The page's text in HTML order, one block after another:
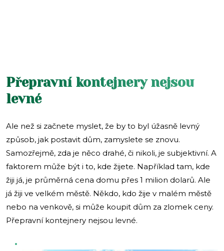
Přepravní kontejnery nejsou
levné
Ale než si začnete myslet, že by to byl úžasně levný
způsob, jak postavit dům, zamyslete se znovu.
Samozřejmě, zda je něco drahé, či nikoli, je subjektivní. A
faktorem může být i to, kde žijete. Například tam, kde
žiji já, je průměrná cena domu přes 1 milion dolarů. Ale
já žiji ve velkém městě. Někdo, kdo žije v malém městě
nebo na venkově, si může koupit dům za zlomek ceny.
Přepravní kontejnery nejsou levné.